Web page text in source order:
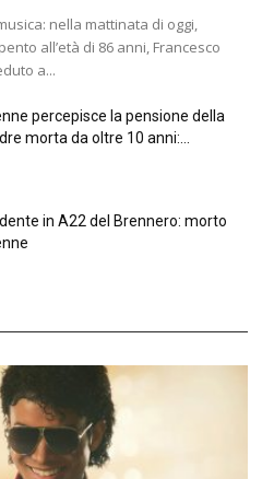
nella mattinata di oggi,
all’età di 86 anni, Francesco
a...
percepisce la pensione della
morta da oltre 10 anni:...
in A22 del Brennero: morto